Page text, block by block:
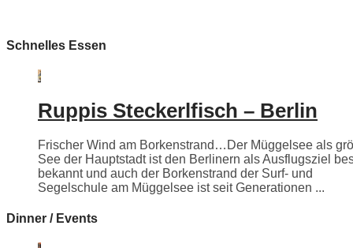
Schnelles Essen
Ruppis Steckerlfisch – Berlin
Frischer Wind am Borkenstrand…Der Müggelsee als
See der Hauptstadt ist den Berlinern als Ausflugsziel
bekannt und auch der Borkenstrand der Surf- und
Segelschule am Müggelsee ist seit Generationen ...
Dinner / Events